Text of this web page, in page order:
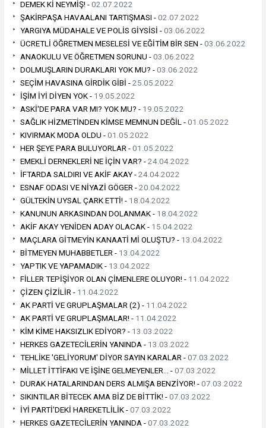
DEMEK Kİ NEYMİŞ! -02.07.2022
ŞAKİRPAŞA HAVAALANI TARTIŞMASI -02.07.2022
YARGIYA MÜDAHALE VE POLİS GİYSİSİ -03.06.2022
ÜCRETLİ ÖĞRETMEN MESELESİ VE EĞİTİM BİR SEN -03.06.2022
ANAOKULU VE ÖĞRETMEN SORUNU -03.06.2022
DOLMUŞLARIN DURAKLARI YOK MU? -03.06.2022
SEÇİM HAVASINA GİRDİK GİBİ -25.05.2022
İŞİM İYİ DİYEN YOK - 19.05.2022
ASKİ'DE PARA VAR MI? YOK MU? - 19.05.2022
SAĞLIK HİZMETİNDEN KİMSE MEMNUN DEĞİL -01.05.2022
KIVIRMAK MODA OLDU -01.05.2022
HER ŞEYE PARA BULUYORLAR -01.05.2022
EMEKLİ DERNEKLERİ NE İÇİN VAR? -24.04.2022
İFTARDA SALDIRI VE AKİF AKAY -24.04.2022
ESNAF ODASI VE NİYAZİ GÖGER -20.04.2022
GÜLTEKİN UYSAL ÇARK ETTİ! - 18.04.2022
KANUNUN ARKASINDAN DOLANMAK - 18.04.2022
AKİF AKAY YENİDEN ADAY OLACAK - 15.04.2022
MAÇLARA GİTMEYİN KANAATİ Mİ OLUŞTU? - 13.04.2022
BİTMEYEN MUHABBETLER - 13.04.2022
YAPTIK VE YAPAMADIK - 13.04.2022
FİLLER TEPİŞİYOR OLAN ÇİMENLERE OLUYOR! - 11.04.2022
ÇİZEN ÇİZİLİR - 11.04.2022
AK PARTİ VE GRUPLAŞMALAR (2) - 11.04.2022
AK PARTİ VE GRUPLAŞMALAR! - 11.04.2022
KİM KİME HAKSIZLIK EDİYOR? - 13.03.2022
HERKES GAZETECİLERİN YANINDA - 13.03.2022
TEHLİKE 'GELİYORUM' DİYOR SAYIN KARALAR -07.03.2022
MİLLET İTTİFAKI VE İŞİNE GELMEYENLER… -07.03.2022
DURAK HATALARINDAN DERS ALMIŞA BENZİYOR! -07.03.2022
SIKINTILAR BİTECEK AMA BİZ DE BİTTİK! -07.03.2022
İYİ PARTİ'DEKİ HAREKETLİLİK -07.03.2022
HERKES GAZETECİLERİN YANINDA -07.03.2022